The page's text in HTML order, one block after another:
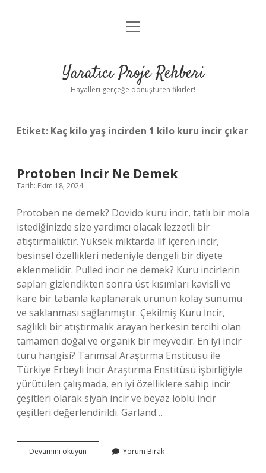
Anasayfa
Yasal Uyarı
menüyü
Yaratıcı Proje Rehberi
Hayalleri gerçeğe dönüştüren fikirler!
Etiket: Kaç kilo yaş incirden 1 kilo kuru incir çıkar
Protoben Incir Ne Demek
Tarih: Ekim 18, 2024
Protoben ne demek? Dovido kuru incir, tatlı bir mola
istediğinizde size yardımcı olacak lezzetli bir
atıştırmalıktır. Yüksek miktarda lif içeren incir,
besinsel özellikleri nedeniyle dengeli bir diyete
eklenmelidir. Pulled incir ne demek? Kuru incirlerin
sapları gizlendikten sonra üst kısımları kavisli ve
kare bir tabanla kaplanarak ürünün kolay sunumu
ve saklanması sağlanmıştır. Çekilmiş Kuru İncir,
sağlıklı bir atıştırmalık arayan herkesin tercihi olan
tamamen doğal ve organik bir meyvedir. En iyi incir
türü hangisi? Tarımsal Araştırma Enstitüsü ile
Türkiye Erbeyli İncir Araştırma Enstitüsü işbirliğiyle
yürütülen çalışmada, en iyi özelliklere sahip incir
çeşitleri olarak siyah incir ve beyaz loblu incir
çeşitleri değerlendirildi. Garland…
Devamını okuyun Protoben
Incir
Yorum Bırak